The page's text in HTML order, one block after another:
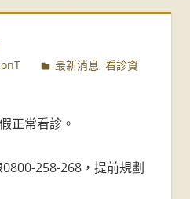
|
黃
偉
牙
最新消息,看診資
正常看診。
258-268，提前規劃